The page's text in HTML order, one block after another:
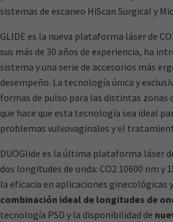
sistemas de escaneo HiScan Surgical y
GLIDE es la nueva plataforma láser de
sus más de 30 años de experiencia, ha
sistema y una serie de accesorios más
desempeño. La tecnología única y
formas de pulso para las distintas
que hace que esta tecnología sea ideal
problemas vulvovaginales y el
DUOGlide es la última plataforma láser
dos longitudes de onda: CO2 10600 nm y
la eficacia en aplicaciones ginecológicas
combinación ideal de longitudes de
tecnología PSD y la disponibilidad de